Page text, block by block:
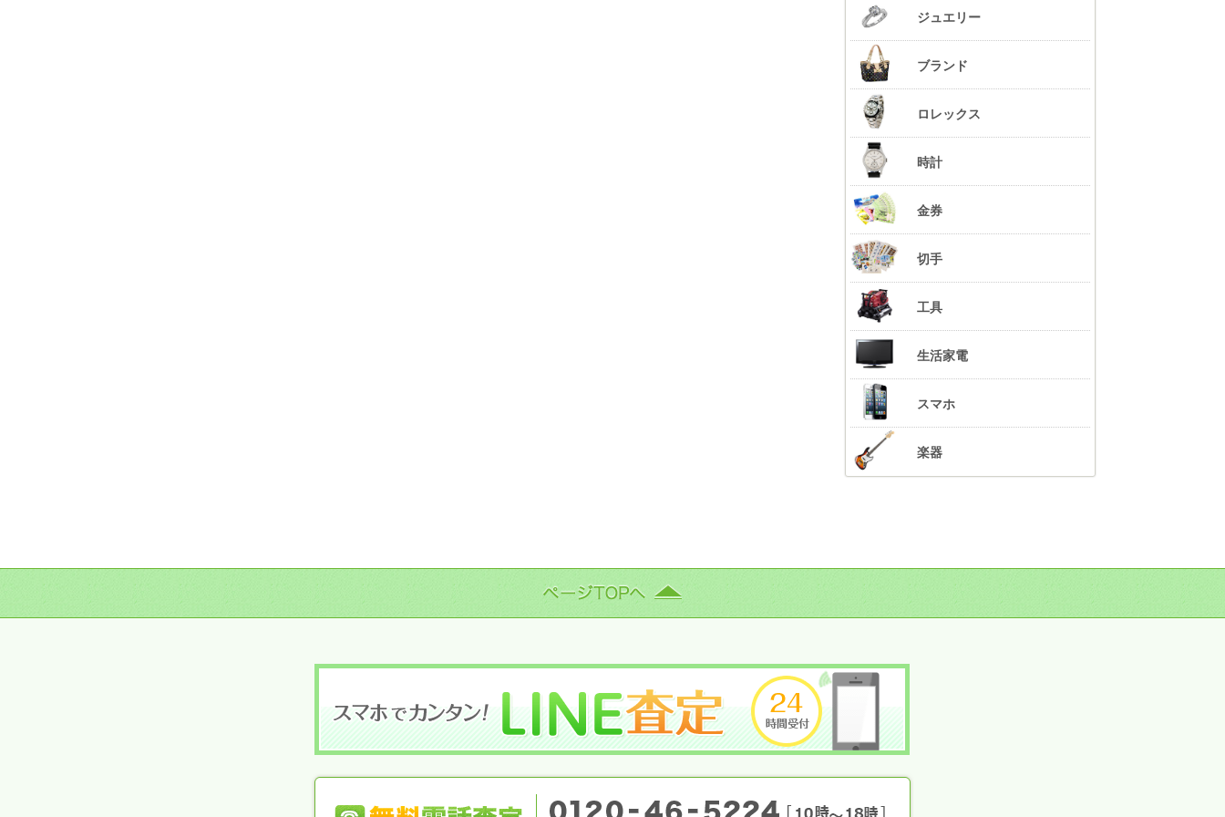
ジュエリー
ブランド
ロレックス
時計
金券
切手
工具
生活家電
スマホ
楽器
ページTOPへ